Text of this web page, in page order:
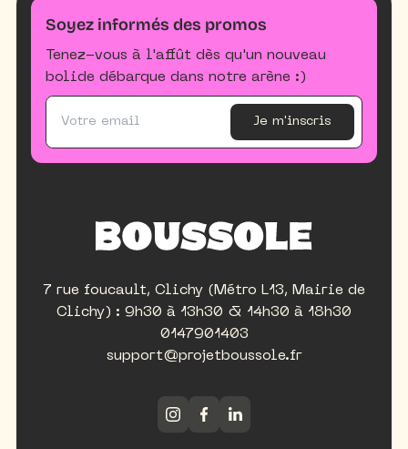
Soyez informés des promos
Tenez-vous à l'affût dès qu'un nouveau
bolide débarque dans notre arène :)
Je m'inscris
7 rue foucault, Clichy (Métro L13, Mairie de
Clichy) : 9h30 à 13h30 & 14h30 à 18h30
0147901403
support@projetboussole.fr